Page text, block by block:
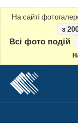
На сайті
з
Всі фото подій